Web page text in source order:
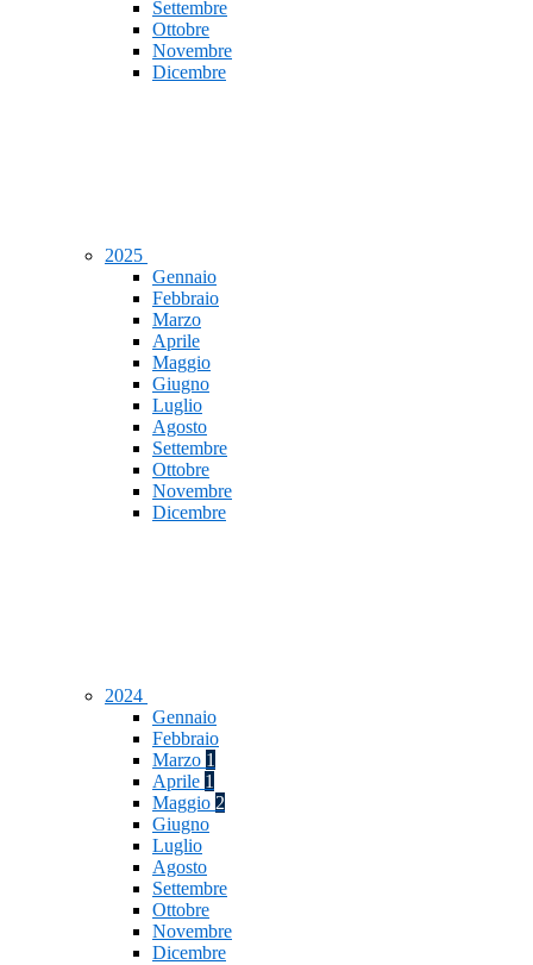
Settembre
Ottobre
Novembre
Dicembre
2025
Gennaio
Febbraio
Marzo
Aprile
Maggio
Giugno
Luglio
Agosto
Settembre
Ottobre
Novembre
Dicembre
2024
Gennaio
Febbraio
Marzo 1
Aprile 1
Maggio 2
Giugno
Luglio
Agosto
Settembre
Ottobre
Novembre
Dicembre